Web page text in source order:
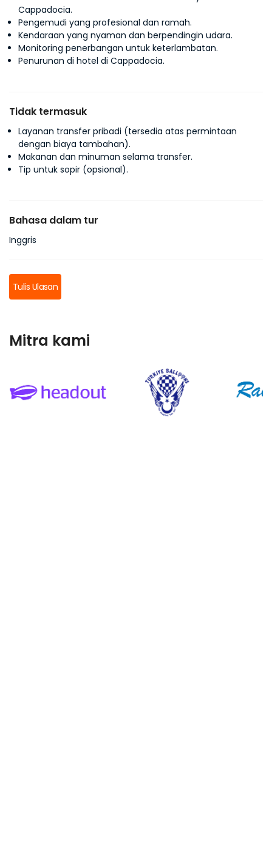
Cappadocia.
Pengemudi yang profesional dan ramah.
Kendaraan yang nyaman dan berpendingin udara.
Monitoring penerbangan untuk keterlambatan.
Penurunan di hotel di Cappadocia.
Tidak termasuk
Layanan transfer pribadi (tersedia atas permintaan
dengan biaya tambahan).
Makanan dan minuman selama transfer.
Tip untuk sopir (opsional).
Bahasa dalam tur
Inggris
Tulis Ulasan
Mitra kami